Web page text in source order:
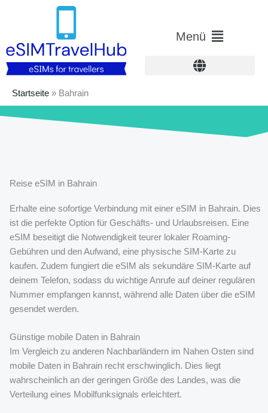
Hauptmenü
Menü
Startseite » Bahrain
Reise eSIM in Bahrain
Erhalte eine sofortige Verbindung mit einer eSIM in Bahrain. Dies
ist die perfekte Option für Geschäfts- und Urlaubsreisen. Eine
eSIM beseitigt die Notwendigkeit teurer lokaler Roaming-
Gebühren und den Aufwand, eine physische SIM-Karte zu
kaufen. Zudem fungiert die eSIM als sekundäre SIM-Karte auf
deinem Telefon, sodass du wichtige Anrufe auf deiner regulären
Nummer empfangen kannst, während alle Daten über die eSIM
gesendet werden.
Günstige mobile Daten in Bahrain
Im Vergleich zu anderen Nachbarländern im Nahen Osten sind
mobile Daten in Bahrain recht erschwinglich. Dies liegt
wahrscheinlich an der geringen Größe des Landes, was die
Verteilung eines Mobilfunksignals erleichtert.